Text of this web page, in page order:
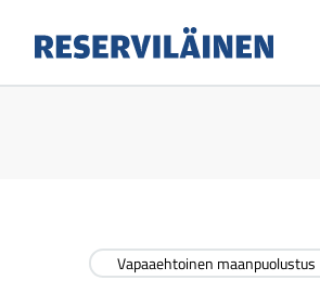
Vapaaehtoinen maanpuolustus